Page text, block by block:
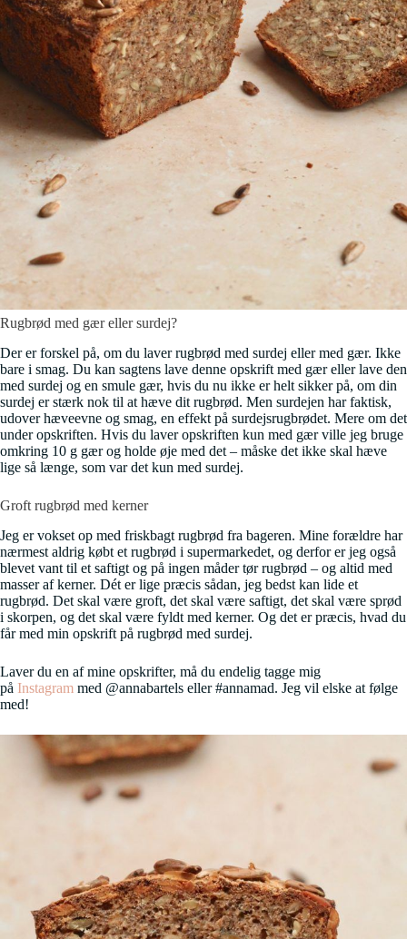
Rugbrød med gær eller surdej?
Der er forskel på, om du laver rugbrød med surdej eller med gær. Ikke
bare i smag. Du kan sagtens lave denne opskrift med gær eller lave den
med surdej og en smule gær, hvis du nu ikke er helt sikker på, om din
surdej er stærk nok til at hæve dit rugbrød. Men surdejen har faktisk,
udover hæveevne og smag, en effekt på surdejsrugbrødet. Mere om det
under opskriften. Hvis du laver opskriften kun med gær ville jeg bruge
omkring 10 g gær og holde øje med det – måske det ikke skal hæve
lige så længe, som var det kun med surdej.
Groft rugbrød med kerner
Jeg er vokset op med friskbagt rugbrød fra bageren. Mine forældre har
nærmest aldrig købt et rugbrød i supermarkedet, og derfor er jeg også
blevet vant til et saftigt og på ingen måder tør rugbrød – og altid med
masser af kerner. Dét er lige præcis sådan, jeg bedst kan lide et
rugbrød. Det skal være groft, det skal være saftigt, det skal være sprød
i skorpen, og det skal være fyldt med kerner. Og det er præcis, hvad du
får med min opskrift på rugbrød med surdej.
Laver du en af mine opskrifter, må du endelig tagge mig
på Instagram med @annabartels eller #annamad. Jeg vil elske at følge
med!